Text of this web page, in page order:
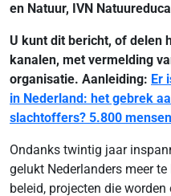
en Natuur, IVN
U kunt dit bericht, of delen
kanalen, met vermelding
organisatie. Aanleiding: Er
in Nederland: het gebrek
slachtoffers? 5.800
Ondanks twintig jaar
gelukt Nederlanders meer
beleid, projecten die